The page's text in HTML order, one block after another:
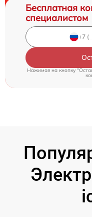
Бесплатная
специалистом
Нажимая на кнопку